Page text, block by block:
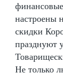
настроены
скидки
празднуют
Не только